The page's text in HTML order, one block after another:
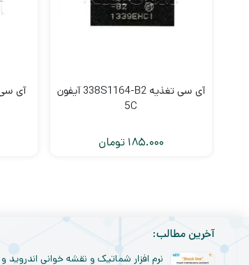
آی سی تغذیه 338S1164-B2 آیفون
5C
185.000 تومان
آخرین مطالب: